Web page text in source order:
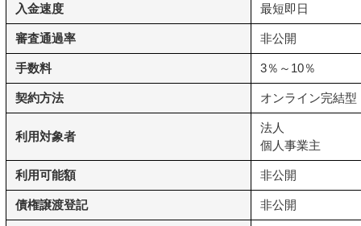
入金速度 最短即日
審査通過率 非公開
手数料 3％～10％
契約方法 オンライン完結型
利用対象者
法人
個人事業主
利用可能額 非公開
債権譲渡登記 非公開